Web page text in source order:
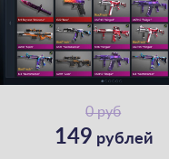
0 руб
149 рублей